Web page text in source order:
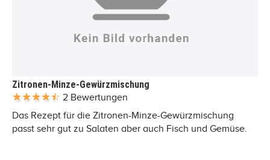
Zitronen-Minze-Gewürzmischung
2 Bewertungen
Das Rezept für die Zitronen-Minze-Gewürzmischung
passt sehr gut zu Salaten aber auch Fisch und Gemüse.